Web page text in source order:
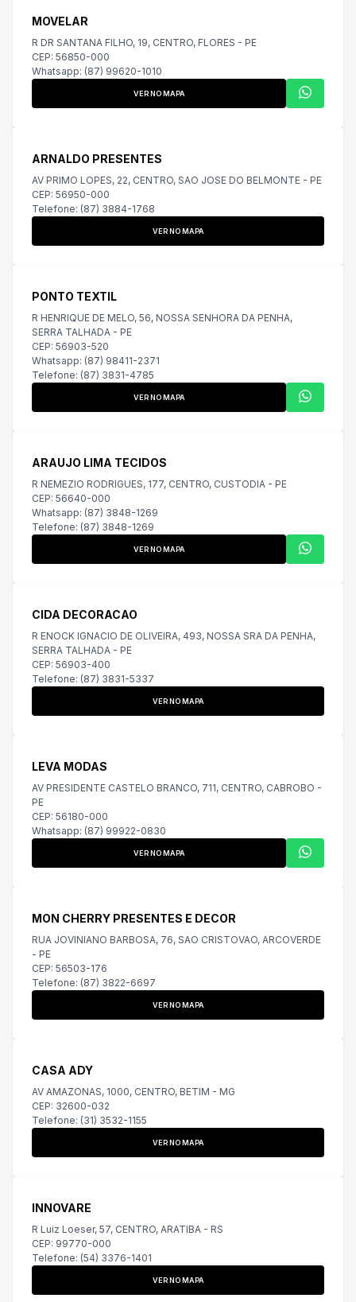
MOVELAR
R DR SANTANA FILHO, 19, CENTRO, FLORES - PE
CEP: 56850-000
Whatsapp: (87) 99620-1010
VER NO MAPA
ARNALDO PRESENTES
AV PRIMO LOPES, 22, CENTRO, SAO JOSE DO BELMONTE - PE
CEP: 56950-000
Telefone: (87) 3884-1768
VER NO MAPA
PONTO TEXTIL
R HENRIQUE DE MELO, 56, NOSSA SENHORA DA PENHA,
SERRA TALHADA - PE
CEP: 56903-520
Whatsapp: (87) 98411-2371
Telefone: (87) 3831-4785
VER NO MAPA
ARAUJO LIMA TECIDOS
R NEMEZIO RODRIGUES, 177, CENTRO, CUSTODIA - PE
CEP: 56640-000
Whatsapp: (87) 3848-1269
Telefone: (87) 3848-1269
VER NO MAPA
CIDA DECORACAO
R ENOCK IGNACIO DE OLIVEIRA, 493, NOSSA SRA DA PENHA,
SERRA TALHADA - PE
CEP: 56903-400
Telefone: (87) 3831-5337
VER NO MAPA
LEVA MODAS
AV PRESIDENTE CASTELO BRANCO, 711, CENTRO, CABROBO -
PE
CEP: 56180-000
Whatsapp: (87) 99922-0830
VER NO MAPA
MON CHERRY PRESENTES E DECOR
RUA JOVINIANO BARBOSA, 76, SAO CRISTOVAO, ARCOVERDE
- PE
CEP: 56503-176
Telefone: (87) 3822-6697
VER NO MAPA
CASA ADY
AV AMAZONAS, 1000, CENTRO, BETIM - MG
CEP: 32600-032
Telefone: (31) 3532-1155
VER NO MAPA
INNOVARE
R Luiz Loeser, 57, CENTRO, ARATIBA - RS
CEP: 99770-000
Telefone: (54) 3376-1401
VER NO MAPA